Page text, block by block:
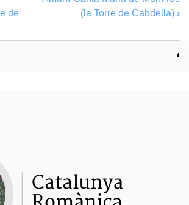
de
(la Torre de Cabdella) ›